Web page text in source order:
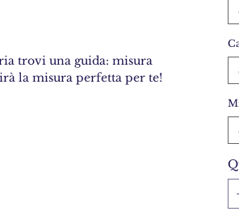
trovi una guida: misura
la misura perfetta per te!